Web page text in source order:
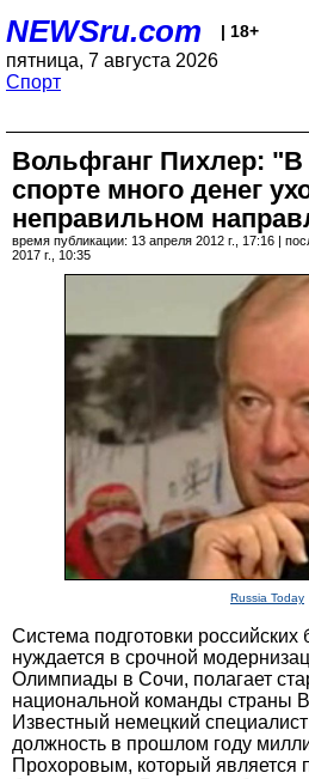
NEWSru.com | 18+
пятница, 7 августа 2026
Спорт
Вольфганг Пихлер: "В
спорте много денег
неправильном
время публикации: 13 апреля 2012 г., 17:16 |
2017 г., 10:35
Russia Today
Система подготовки российских
нуждается в срочной
Олимпиады в Сочи, полагает
национальной команды страны
Известный немецкий
должность в прошлом году
Прохоровым, который является